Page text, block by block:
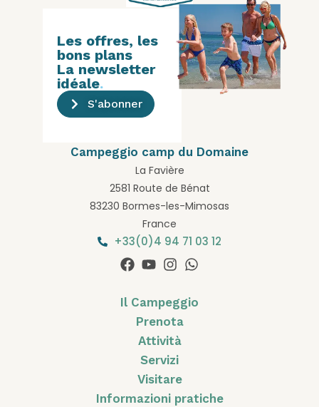
Campeggio camp du Domaine
La Favière
2581 Route de Bénat
83230 Bormes-les-Mimosas
France
+33(0)4 94 71 03 12
Les offres, les
bons plans
La newsletter
idéale.
S'abonner
Il Campeggio
Prenota
Attività
Servizi
Visitare
Informazioni pratiche